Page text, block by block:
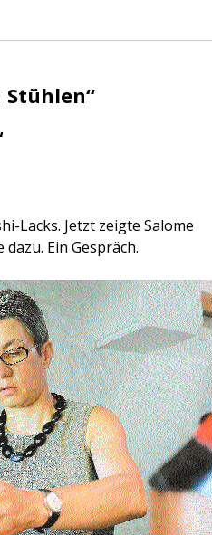
Lacks. Jetzt zeigte Salome
Ein Gespräch.